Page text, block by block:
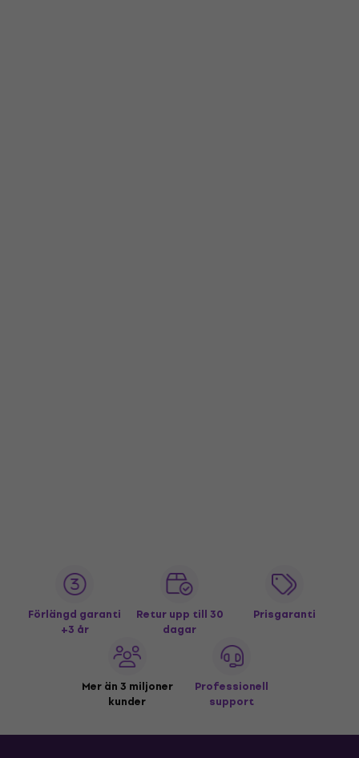
Förlängd garanti
+3 år
Retur upp till 30
dagar
Prisgaranti
Mer än 3 miljoner
kunder
Professionell
support